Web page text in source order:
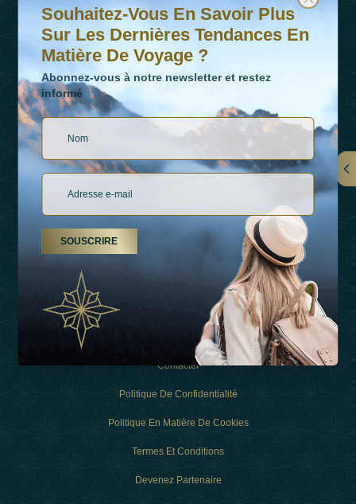
WhatsApp N°
+442034682356
+971552944761
LIENS
À Propos De Nous
Types De Vacances
Contacter
Politique De Confidentialité
Politique En Matière De Cookies
Termes Et Conditions
Devenez Partenaire
Souhaitez-Vous En Savoir Plus
Sur Les Dernières Tendances En
Matière De Voyage ?
Abonnez-vous à notre newsletter et restez
informé
SOUSCRIRE